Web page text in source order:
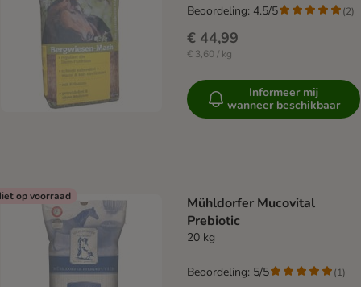
€ 44,99
€ 3,60 / kg
Beoordeling: 4.5/5 (2)
Informeer mij
wanneer beschikbaar
op voorraad
Mühldorfer Mucovital
Prebiotic
20 kg
Beoordeling: 5/5 (1)